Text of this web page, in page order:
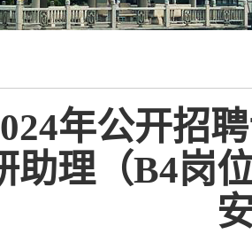
年公开招
助理（B4岗